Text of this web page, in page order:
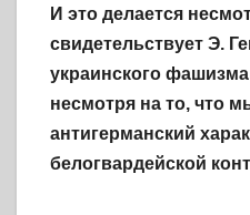
И это делается
свидетельствует Э.
украинского
несмотря на то, что
антигерманский
белогвардейской